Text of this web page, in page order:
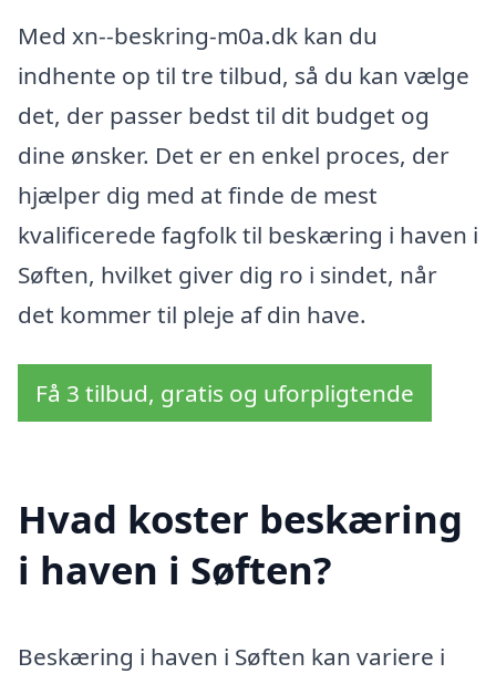
Med xn--beskring-m0a.dk kan du
indhente op til tre tilbud, så du kan vælge
det, der passer bedst til dit budget og
dine ønsker. Det er en enkel proces, der
hjælper dig med at finde de mest
kvalificerede fagfolk til beskæring i haven i
Søften, hvilket giver dig ro i sindet, når
det kommer til pleje af din have.
Få 3 tilbud, gratis og uforpligtende
Hvad koster beskæring
i haven i Søften?
Beskæring i haven i Søften kan variere i